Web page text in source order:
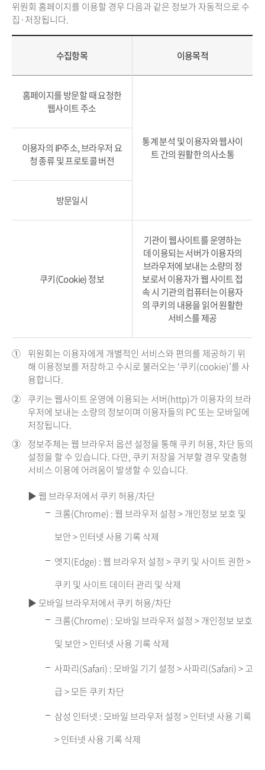
위원회 홈페이지를 이용할 경우 다음과 같은 정보가 자동적으로 수
집·저장됩니다.
수집항목 이용목적
홈페이지를 방문할 때 요청한
웹사이트 주소
통계 분석 및 이용자와 웹사이
트 간의 원활한 의사소통
이용자의 IP주소, 브라우저 요
청 종류 및 프로토콜 버전
방문일시
쿠키(Cookie) 정보
기관이 웹사이트를 운영하는
데 이용되는 서버가 이용자의
브라우저에 보내는 소량의 정
보로서 이용자가 웹 사이트 접
속 시 기관의 컴퓨터는 이용자
의 쿠키의 내용을 읽어 원활한
서비스를 제공
① 위원회는 이용자에게 개별적인 서비스와 편의를 제공하기 위
해 이용정보를 저장하고 수시로 불러오는 ‘쿠키(cookie)’를 사
용합니다.
② 쿠키는 웹사이트 운영에 이용되는 서버(http)가 이용자의 브라
우저에 보내는 소량의 정보이며 이용자들의 PC 또는 모바일에
저장됩니다.
③ 정보주체는 웹 브라우저 옵션 설정을 통해 쿠키 허용, 차단 등의
설정을 할 수 있습니다. 다만, 쿠키 저장을 거부할 경우 맞춤형
서비스 이용에 어려움이 발생할 수 있습니다.
▶ 웹 브라우저에서 쿠키 허용/차단
크롬(Chrome) : 웹 브라우저 설정 > 개인정보 보호 및
보안 > 인터넷 사용 기록 삭제
엣지(Edge) : 웹 브라우저 설정 > 쿠키 및 사이트 권한 >
쿠키 및 사이트 데이터 관리 및 삭제
▶ 모바일 브라우저에서 쿠키 허용/차단
크롬(Chrome) : 모바일 브라우저 설정 > 개인정보 보호
및 보안 > 인터넷 사용 기록 삭제
사파리(Safari) : 모바일 기기 설정 > 사파리(Safari) > 고
급 > 모든 쿠키 차단
삼성 인터넷 : 모바일 브라우저 설정 > 인터넷 사용 기록
> 인터넷 사용 기록 삭제